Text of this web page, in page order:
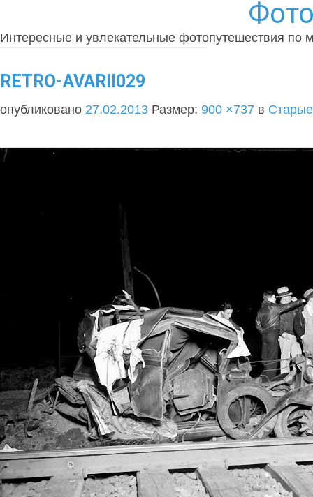
Интересные и увлекательные фотопутешествия по
RETRO-AVARII029
опубликовано 27.02.2013 Размер: 900 ×737 в